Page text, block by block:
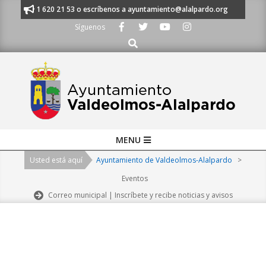
al 91 620 21 53 o escríbenos a ayuntamiento@alalpardo.org
Síguenos
Buscar
Navigation
MENU
Usted está aquí Ayuntamiento de Valdeolmos-Alalpardo
>
Eventos
Correo municipal | Inscríbete y recibe noticias y avisos